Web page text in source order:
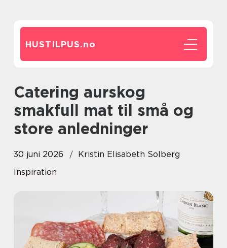
HUSTILPUS.no
Catering aurskog
smakfull mat til små og
store anledninger
30 juni 2026
Kristin Elisabeth Solberg
Inspiration